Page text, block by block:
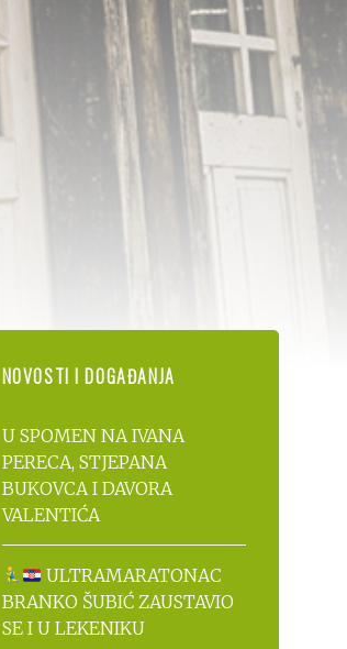
NOVOSTI I DOGAĐANJA
U SPOMEN NA IVANA
PERECA, STJEPANA
BUKOVCA I DAVORA
VALENTIĆA
ULTRAMARATONAC
BRANKO ŠUBIĆ ZAUSTAVIO
SE I U LEKENIKU